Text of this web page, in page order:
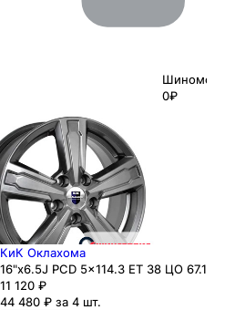
Шиномонтаж
0₽
КиК Оклахома
16"x6.5J PCD 5x114.3 ЕТ 38 ЦО 67.1
11 120 ₽
44 480 ₽ за 4 шт.